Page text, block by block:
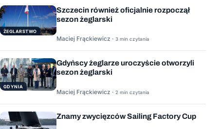
ŻEGLARSTWO
Szczecin również oficjalnie rozpoczął
sezon żeglarski
Maciej Frąckiewicz · 3 min czytania
GDYNIA
Gdyńscy żeglarze uroczyście otworzyli
sezon żeglarski
Maciej Frąckiewicz · 2 min czytania
Znamy zwycięzców Sailing Factory Cup